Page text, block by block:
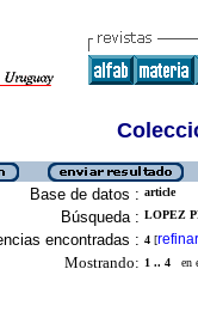
Base de datos : article
Búsqueda : LOPEZ
encontradas : 4 [refinar
Mostrando: 1 .. 4 en